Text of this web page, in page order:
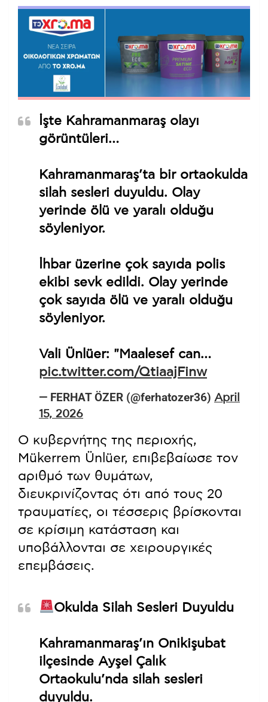
#KAHRAMANMARAŞ
#Kahramanmaraş #Onikişubat
Kahramanmaraş okula saldırı oldu
yaralıların olduğu söyleniyor. !!
pic.twitter.com/qdOwxvYAk4
— S10 (@dinark15)April 15, 2026
Σύμφωνα με τουρκικά μέσα
βρίσκονται τρεις μαθητές και ένας
καθηγητής. Το σχολείο εκκενώθηκε
άμεσα, ενώ στο σημείο έσπευσαν
ισχυρές αστυνομικές δυνάμεις και
İşte Kahramanmaraş olayı
görüntüleri…
Kahramanmaraş’ta bir ortaokulda
silah sesleri duyuldu. Olay
yerinde ölü ve yaralı olduğu
söyleniyor.
İhbar üzerine çok sayıda polis
ekibi sevk edildi. Olay yerinde
çok sayıda ölü ve yaralı olduğu
pic.twitter.com/QtiaajFinw
— FERHAT ÖZER (@ferhatozer36)
15, 2026